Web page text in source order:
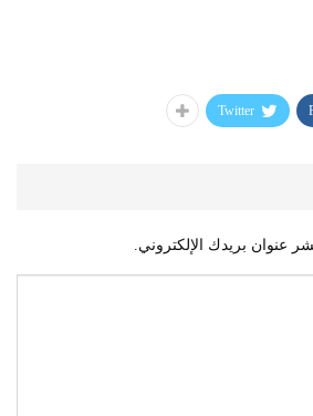
Twitter
عنوان بريدك الإلكتروني.